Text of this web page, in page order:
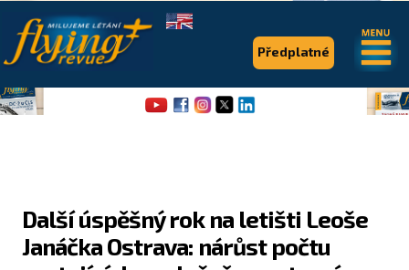
Další úspěšný rok na letišti Leoše
Janáčka Ostrava: nárůst počtu
Předplatné
.
Flying Revue